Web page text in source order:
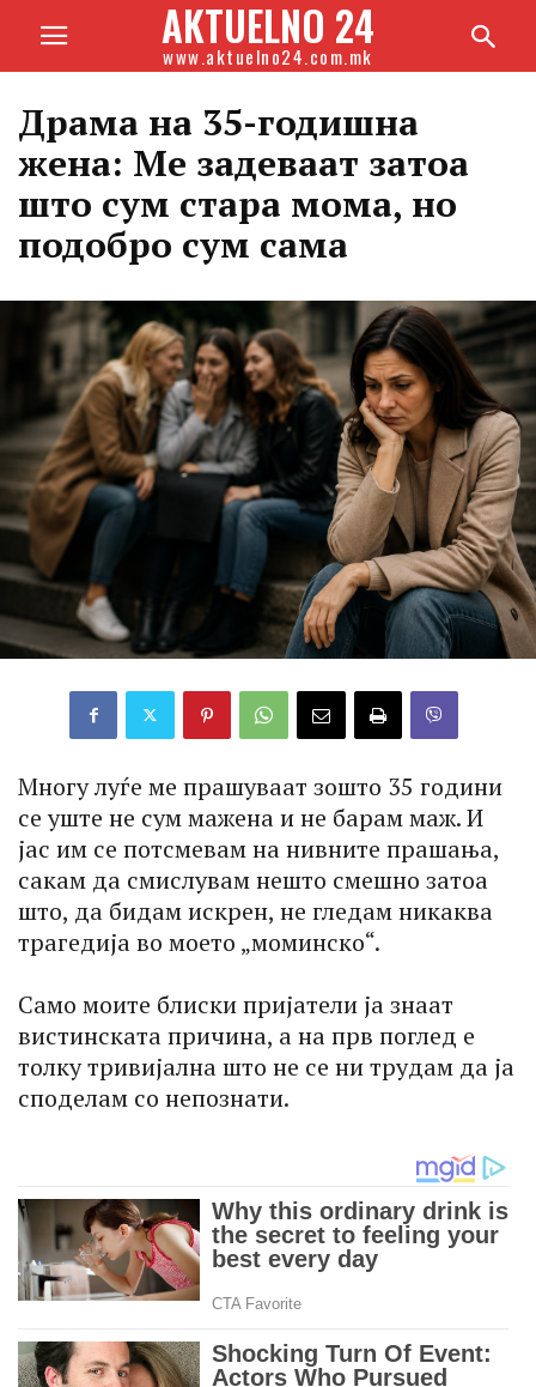
AKTUELNO 24
www.aktuelno24.com.mk
Драма на 35-годишна
жена: Ме задеваат затоа
што сум стара мома, но
подобро сум сама
Многу луѓе ме прашуваат зошто 35 години
се уште не сум мажена и не барам маж. И
јас им се потсмевам на нивните прашања,
сакам да смислувам нешто смешно затоа
што, да бидам искрен, не гледам никаква
трагедија во моето „моминско“.
Само моите блиски пријатели ја знаат
вистинската причина, а на прв поглед е
толку тривијална што не се ни трудам да ја
споделам со непознати.